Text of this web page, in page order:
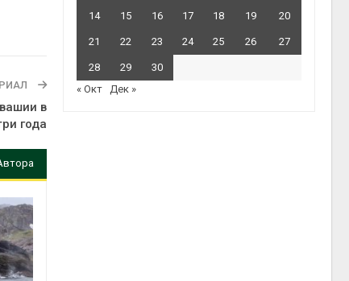
в
года
14 15 16 17 18 19 20
21 22 23 24 25 26 27
28 29
30
« Окт
Дек »